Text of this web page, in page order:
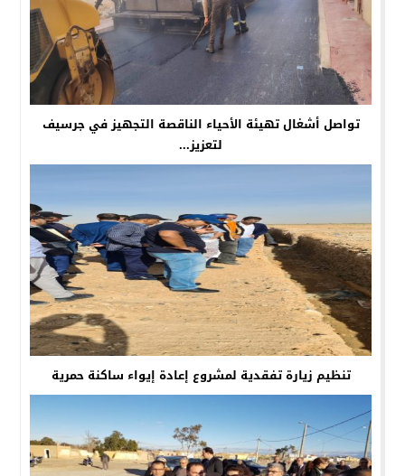
تواصل أشغال تهيئة الأحياء الناقصة التجهيز في جرسيف
لتعزيز...
تنظيم زيارة تفقدية لمشروع إعادة إيواء ساكنة حمرية